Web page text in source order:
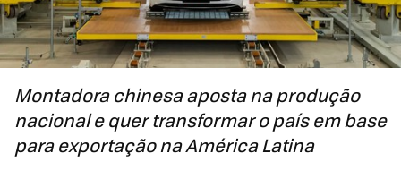
Montadora chinesa aposta na produção
nacional e quer transformar o país em base
para exportação na América Latina